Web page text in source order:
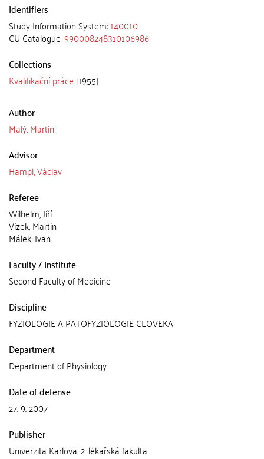
Identifiers
Study Information System:140010
CU Catalogue:990008248310106986
Collections
Kvalifikační práce [1955]
Author
Malý, Martin
Advisor
Hampl, Václav
Referee
Wilhelm, Jiří
Vízek, Martin
Málek, Ivan
Faculty / Institute
Second Faculty of Medicine
Discipline
FYZIOLOGIE A PATOFYZIOLOGIE CLOVEKA
Department
Department of Physiology
Date of defense
27. 9. 2007
Publisher
Univerzita Karlova, 2. lékařská fakulta